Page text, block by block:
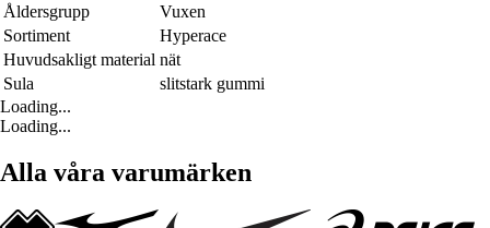
Åldersgrupp
Vuxen
Sortiment
Hyperace
Huvudsakligt material nät
Sula
slitstark gummi
Loading...
Loading...
Alla våra varumärken